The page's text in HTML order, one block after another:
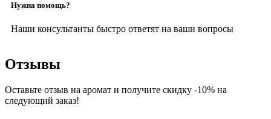
Нужна помощь?
Наши консультанты быстро ответят на ваши вопросы
Отзывы
Оставьте отзыв на аромат и получите скидку -10% на
следующий заказ!